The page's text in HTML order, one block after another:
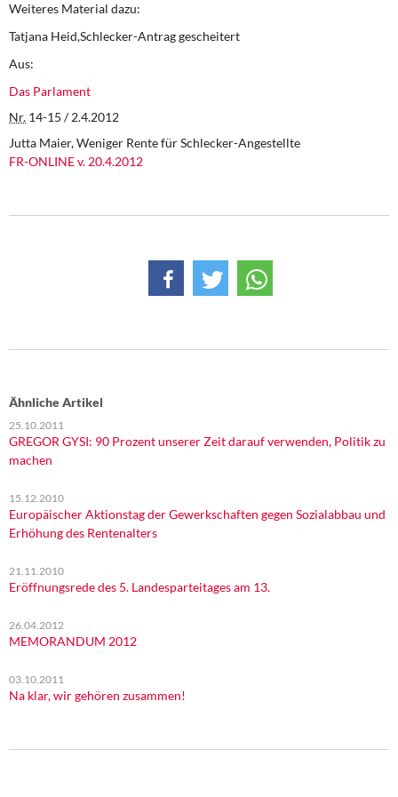
Weiteres Material dazu:
Tatjana Heid,Schlecker-Antrag gescheitert
Aus:
Das Parlament
Nr. 14-15 / 2.4.2012
Jutta Maier, Weniger Rente für Schlecker-Angestellte
FR-ONLINE v. 20.4.2012
Ähnliche Artikel
25.10.2011
GREGOR GYSI: 90 Prozent unserer Zeit darauf verwenden, Politik zu
machen
15.12.2010
Europäischer Aktionstag der Gewerkschaften gegen Sozialabbau und
Erhöhung des Rentenalters
21.11.2010
Eröffnungsrede des 5. Landesparteitages am 13.
26.04.2012
MEMORANDUM 2012
03.10.2011
Na klar, wir gehören zusammen!